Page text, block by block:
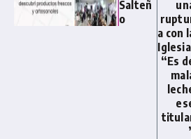
Salteñ
o
a con
“Es